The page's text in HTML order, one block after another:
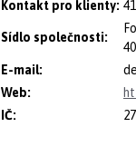
Kontakt pro klienty:
Sídlo společnosti:
E-mail:
Web:
IČ: